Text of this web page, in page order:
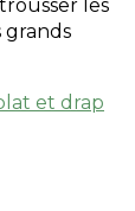
les
grands
et drap